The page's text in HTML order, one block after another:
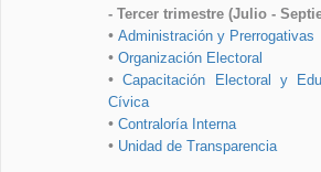
- Tercer trimestre (Julio -
• Administración y Prerrogativas
• Organización Electoral
•Capacitación Electoral y
Cívica
• Contraloría Interna
• Unidad de Transparencia